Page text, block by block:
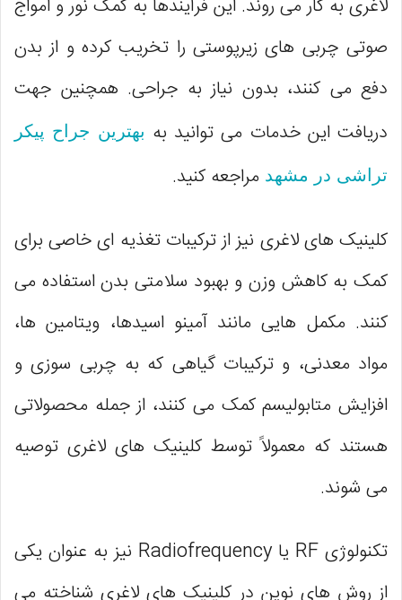
لاغری به کار می‌ روند. این فرآیندها به کمک نور و امواج
صوتی چربی‌ های زیرپوستی را تخریب کرده و از بدن
دفع می‌ کنند، بدون نیاز به جراحی. همچنین جهت
دریافت این خدمات می توانید به بهترین جراح پیکر
تراشی در مشهد مراجعه کنید.
کلینیک‌ های لاغری نیز از ترکیبات تغذیه‌ ای خاصی برای
کمک به کاهش وزن و بهبود سلامتی بدن استفاده می‌
کنند. مکمل‌ هایی مانند آمینو اسیدها، ویتامین‌ ها،
مواد معدنی، و ترکیبات گیاهی که به چربی سوزی و
افزایش متابولیسم کمک می‌ کنند، از جمله محصولاتی
هستند که معمولاً توسط کلینیک‌ های لاغری توصیه
می‌ شوند.
تکنولوژی RF یا Radiofrequency نیز به عنوان یکی
از روش‌ های نوین در کلینیک‌ های لاغری شناخته می‌